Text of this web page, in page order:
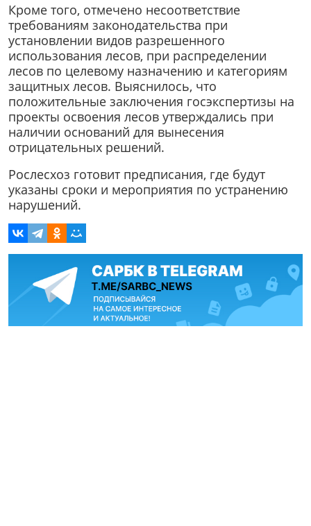
Кроме того, отмечено несоответствие
требованиям законодательства при
установлении видов разрешенного
использования лесов, при распределении
лесов по целевому назначению и категориям
защитных лесов. Выяснилось, что
положительные заключения госэкспертизы на
проекты освоения лесов утверждались при
наличии оснований для вынесения
отрицательных решений.
Рослесхоз готовит предписания, где будут
указаны сроки и мероприятия по устранению
нарушений.